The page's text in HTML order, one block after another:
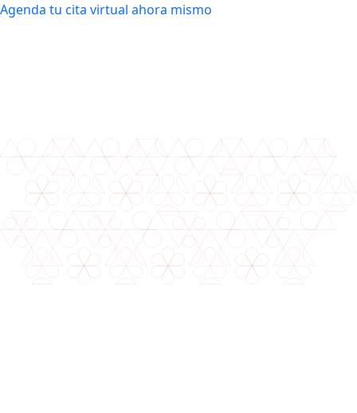
Agenda tu cita virtual ahora mismo